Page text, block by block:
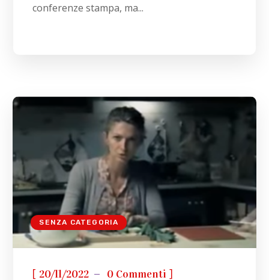
conferenze stampa, ma...
SENZA CATEGORIA
[ 20/11/2022 0 Commenti ]